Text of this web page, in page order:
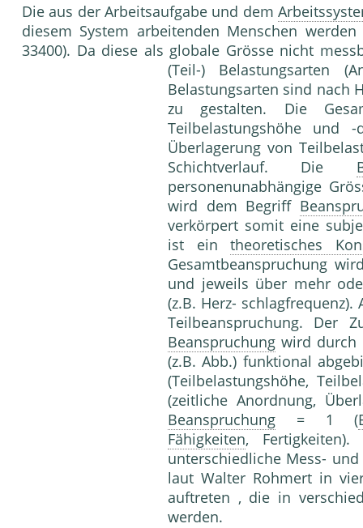
Die aus der Arbeitsaufgabe und dem
diesem System arbeitenden Menschen
33400). Da diese als globale Grösse nicht
(Teil-) Belastungsarten
Belastungsarten sind nach
zu gestalten. Die
Teilbelastungshöhe und -
Überlagerung von
Schichtverlauf. Die
personenunabhängige
wird dem Begriff
verkörpert somit eine
ist eintheoretisches
Gesamtbeanspruchung
und jeweils über mehr
(z.B. Herz-
Teilbeanspruchung. Der
Beanspruchung wird durch
(z.B. Abb.) funktional
(Teilbelastungshöhe,
(zeitliche Anordnung,
Beanspruchung = 1 (
Fähigkeiten, Fertigkeiten).
unterschiedliche Mess-
laut Walter Rohmert in
auftreten , die in
werden.